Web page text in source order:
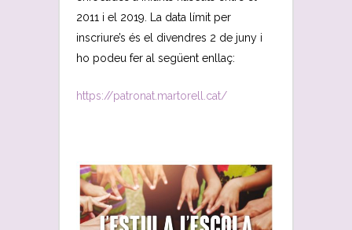
2011 i el 2019. La data límit per
inscriure’s és el divendres 2 de juny i
ho podeu fer al següent enllaç:
https://patronat.martorell.cat/